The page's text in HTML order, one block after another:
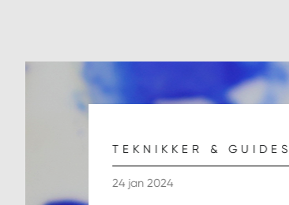
TEKNIKKER & GUIDES
24 jan 2024